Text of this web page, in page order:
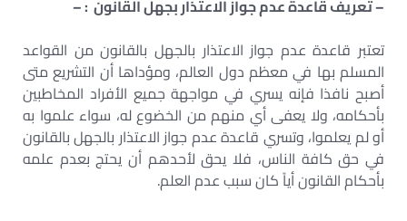
– تعريف قاعدة عدم جواز الاعتذار بجهل القانون : –
تعتبر قاعدة عدم جواز الاعتذار بالجهل بالقانون من القواعد
المسلم بها في معظم دول العالم، ومؤداها أن التشريع متى
أصبح نافذا فإنه يسري في مواجهة جميع الأفراد المخاطبين
بأحكامه، ولا يعفى أي منهم من الخضوع له، سواء علموا به
أو لم يعلموا، وتسري قاعدة عدم جواز الاعتذار بالجهل بالقانون
في حق كافة الناس، فلا يحق لأحدهم أن يحتج بعدم علمه
بأحكام القانون أياً كان سبب عدم العلم.